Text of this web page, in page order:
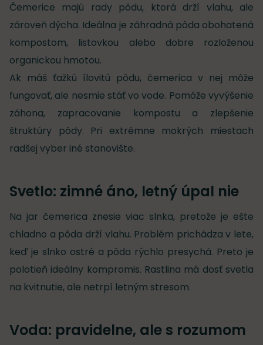
Čemerice majú rady pôdu, ktorá drží vlahu, ale
zároveň dýcha. Ideálna je záhradná pôda obohatená
kompostom, listovkou alebo dobre rozloženou
organickou hmotou.
Ak máš ťažkú ílovitú pôdu, čemerica v nej môže
fungovať, ale nesmie stáť vo vode. Pomôže vyvýšenie
záhona, zapracovanie kompostu a zlepšenie
štruktúry pôdy. Pri extrémne mokrých miestach
radšej vyber iné stanovište.
Svetlo: zimné áno, letný úpal nie
Na jar čemerica znesie viac slnka, pretože je ešte
chladno a pôda drží vlahu. Problém prichádza v lete,
keď je slnko ostré a pôda rýchlo presychá. Preto je
polotieň ideálny kompromis. Rastlina má dosť svetla
na kvitnutie, ale netrpí letným stresom.
Voda: pravidelne, ale s rozumom